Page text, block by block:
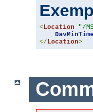
< Location "/
</ Location>